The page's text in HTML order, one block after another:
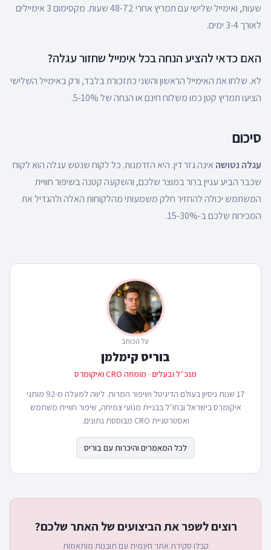
שעות, ואימייל שלישי עם תמריץ אחרי 48-72 שעות. מקסימום 3 אימיילים
לאורך 3-4 ימים.
האם כדאי להציע הנחה בכל אימייל שחזור עגלה?
לא. שלחו את האימייל הראשון והשני כתזכורת בלבד, ורק באימייל השלישי
הציעו תמריץ קטן כמו משלוח חינם או הנחה של 5-10%.
סיכום
עגלה נטושה אינה גזר דין. היא הזדמנות. כל לקוח שנטש עגלה הוא לקוח
שכבר הביע עניין ברור במוצר שלכם, והשקעה קטנה בשיפור חוויית
המשתמש יכולה להחזיר חלק משמעותי מהלקוחות האלה ולהגדיל את
המכירות שלכם ב-15-30%.
על הכותב
בוריס קימלמן
מנכ״ל ובעלים · מומחה CRO ואיקומרס
17 שנות ניסיון בעולם הדיגיטל ושיפור המרות. ליווה למעלה מ-92 מותגי
איקומרס בישראל ובחו״ל בבניית מנועי צמיחה, שיפור חוויית משתמש
ואסטרטגיית CRO מבוססת נתונים.
לכל המאמרים והיכרות עם בוריס
רוצים לשפר את הביצועים של האתר שלכם?
קבלו סקירת אתר חינמית עם תובנות מותאמות